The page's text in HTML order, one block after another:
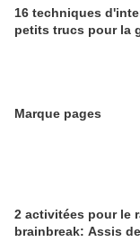
16 techniques
petits trucs pour la
Marque pages
2 activitées pour le
brainbreak: Assis